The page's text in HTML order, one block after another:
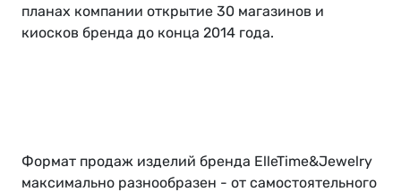
планах компании открытие 30 магазинов и
киосков бренда до конца 2014 года.
Формат продаж изделий бренда ElleTime&Jewelry
максимально разнообразен - от самостоятельного